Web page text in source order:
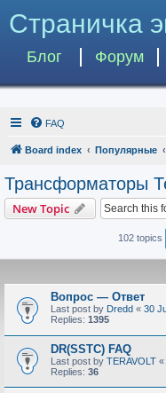
Страничка
Блог Форум
FAQ
Board index Популярные
Трансформаторы
New Topic
102 topics
Вопрос — Ответ
Last post by Dredd « 30
Replies: 1395
DR(SSTC) FAQ
Last post by TERAVOLT «
Replies: 36